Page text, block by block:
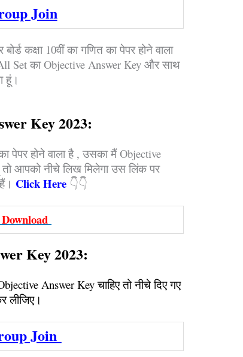
Join
कक्षा 10वीं का गणित का पेपर होने वाला
All Set का Objective Answer Key और साथ
हूं।
Key 2023:
पेपर होने वाला है , उसका मैं Objective
आपको नीचे लिख मिलेगा उस लिंक पर
Click Here 👇👇
Key 2023:
Answer Key चाहिए तो नीचे दिए गए
लीजिए।
Join